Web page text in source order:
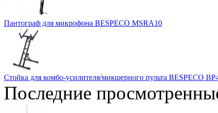
Пантограф для микрофона BESPECO MSRA10
Стойка для комбо-усилителя/микшерного пульта BESPECO
Последние